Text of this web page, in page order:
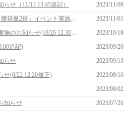
せ（11/13 13:45追記）
2023/11/08
「ペット・パートナー戦闘経験値2倍＋ペットポイント獲得量2倍」イベント実施のお知らせ
2023/11/01
「サーオィン：時間を探しに旅立った少年」イベント実施のお知らせ(10/26 12:30追記)
2023/10/18
追記)
2023/09/20
らせ
2023/09/13
せ(8/22 12:20修正)
2023/08/16
2023/08/02
知らせ
2023/07/26